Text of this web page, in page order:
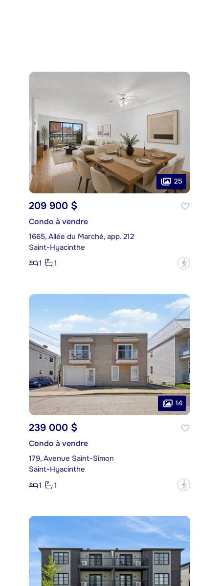
25
209 900 $
Condo à vendre
1665, Allée du Marché, app. 212
Saint-Hyacinthe
1
1 ?
14
239 000 $
Condo à vendre
179, Avenue Saint-Simon
Saint-Hyacinthe
1
1 ?